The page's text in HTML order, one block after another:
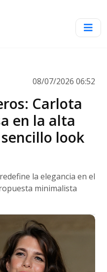
08/07/2026 06:52
Carlota
en la alta
look
la elegancia en el
minimalista